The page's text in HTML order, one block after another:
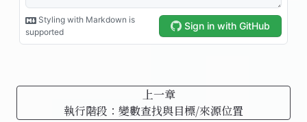
上一章
執行階段：變數查找與目標/來源位置